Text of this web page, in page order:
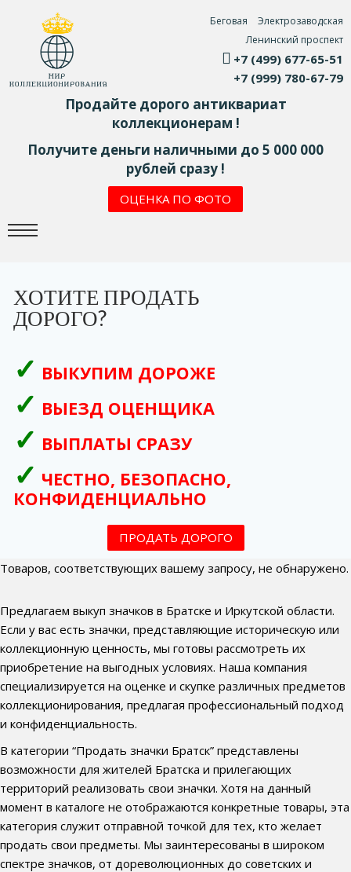
Беговая
Электрозаводская
Ленинский проспект
+7 (499) 677-65-51
+7 (999) 780-67-79
Продайте дорого антиквариат
коллекционерам !
Получите деньги наличными до 5 000 000
рублей сразу !
ОЦЕНКА ПО ФОТО
ХОТИТЕ ПРОДАТЬ
ДОРОГО?
ВЫКУПИМ ДОРОЖЕ
ВЫЕЗД ОЦЕНЩИКА
ВЫПЛАТЫ СРАЗУ
ЧЕСТНО, БЕЗОПАСНО,
КОНФИДЕНЦИАЛЬНО
ПРОДАТЬ ДОРОГО
Товаров, соответствующих вашему запросу, не обнаружено.
Предлагаем выкуп значков в Братске и Иркутской области.
Если у вас есть значки, представляющие историческую или
коллекционную ценность, мы готовы рассмотреть их
приобретение на выгодных условиях. Наша компания
специализируется на оценке и скупке различных предметов
коллекционирования, предлагая профессиональный подход
и конфиденциальность.
В категории “Продать значки Братск” представлены
возможности для жителей Братска и прилегающих
территорий реализовать свои значки. Хотя на данный
момент в каталоге не отображаются конкретные товары, эта
категория служит отправной точкой для тех, кто желает
продать свои предметы. Мы заинтересованы в широком
спектре значков, от дореволюционных до советских и